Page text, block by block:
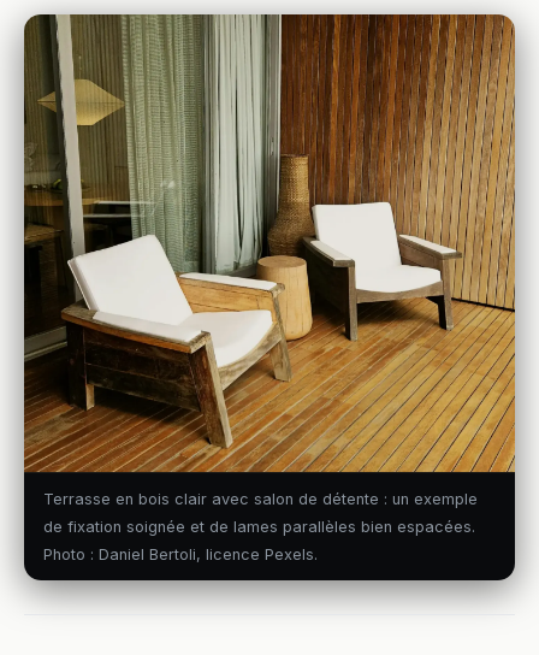
Terrasse en bois clair avec salon de détente : un exemple
de fixation soignée et de lames parallèles bien espacées.
Photo : Daniel Bertoli, licence Pexels.